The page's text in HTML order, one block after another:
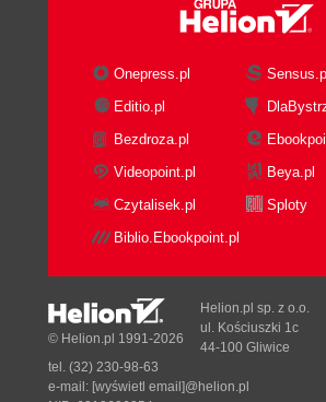
Onepress.pl
Editio.pl
Bezdroza.pl
Videopoint.pl
Beya.pl
Czytalisek.pl
Sploty
Biblio.Ebookpoint.pl
© Helion.pl 1991-2026
Helion.pl sp. z o.o.
ul. Kościuszki 1c
44-100 Gliwice
tel. (32) 230-98-63
e-mail: [wyświetl email]@helion.pl